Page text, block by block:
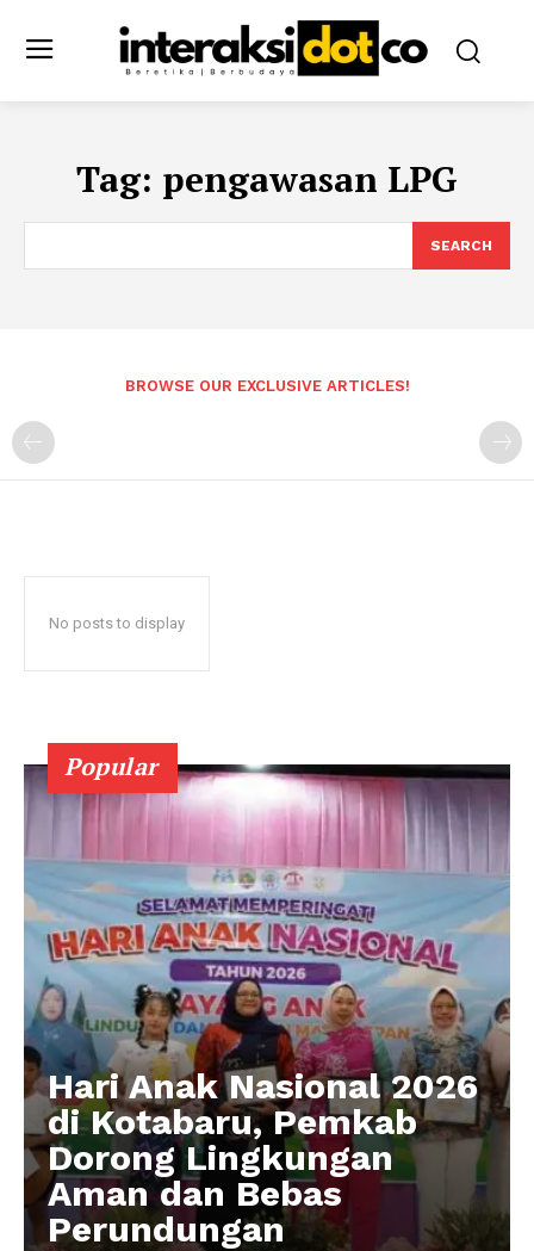
Tag: pengawasan LPG
SEARCH
BROWSE OUR EXCLUSIVE ARTICLES!
No posts to display
Popular
Hari Anak Nasional 2026
di Kotabaru, Pemkab
Dorong Lingkungan
Aman dan Bebas
Perundungan